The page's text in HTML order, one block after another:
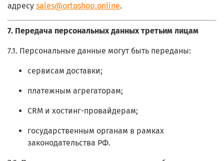
адресу sales@ortoshop.online.
7. Передача персональных данных третьим лицам
7.1. Персональные данные могут быть переданы:
сервисам доставки;
платежным агрегаторам;
CRM и хостинг-провайдерам;
государственным органам в рамках
законодательства РФ.